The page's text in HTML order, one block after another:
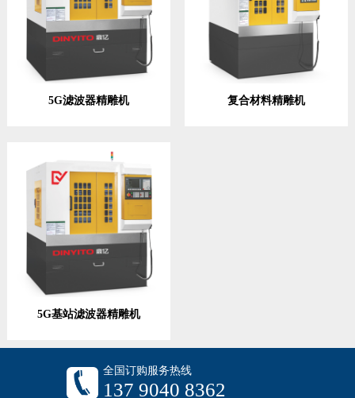
5G滤波器精雕机 复合材料精雕机
5G基站滤波器精雕机
全国订购服务热线
137 9040 8362